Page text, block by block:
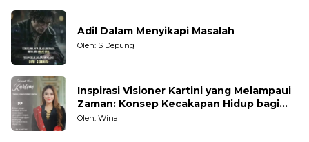
Adil Dalam Menyikapi Masalah
Oleh: S Depung
Inspirasi Visioner Kartini yang Melampaui
Zaman: Konsep Kecakapan Hidup bagi
Generasi Muda
Oleh: Wina